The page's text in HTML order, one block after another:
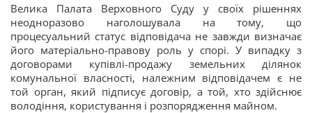
Велика Палата Верховного Суду у своїх рішеннях
неодноразово наголошувала на тому, що
процесуальний статус відповідача не завжди визначає
його матеріально-правову роль у спорі. У випадку з
договорами купівлі-продажу земельних ділянок
комунальної власності, належним відповідачем є не
той орган, який підписує договір, а той, хто здійснює
володіння, користування і розпорядження майном.